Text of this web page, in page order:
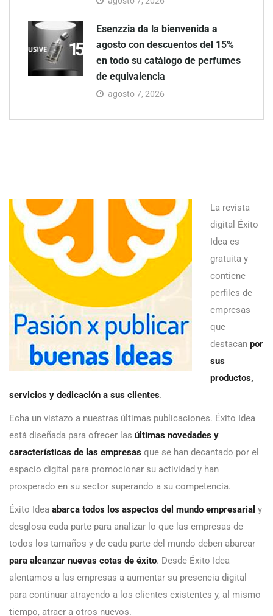
Esenzzia da la bienvenida a
agosto con descuentos del 15%
en todo su catálogo de perfumes
de equivalencia
agosto 7, 2026
La revista
digital Éxito
Idea es
gratuita y
contiene
perfiles de
empresas
que
destacan por
sus
productos,
servicios y dedicación a sus clientes.
Echa un vistazo a nuestras últimas publicaciones. Éxito Idea
está diseñada para ofrecer las últimas novedades y
características de las empresas que se han decantado por el
espacio digital para promocionar su actividad y han
prosperado en su sector superando a su competencia.
Éxito Idea abarca todos los aspectos del mundo empresarial y
desglosa cada parte para analizar lo que las empresas de
todos los tamaños y de cada parte del mundo deben abarcar
para alcanzar nuevas cotas de éxito. Desde Éxito Idea
alentamos a las empresas a aumentar su presencia digital
para continuar atrayendo a los clientes existentes y, al mismo
tiempo, atraer a otros nuevos.